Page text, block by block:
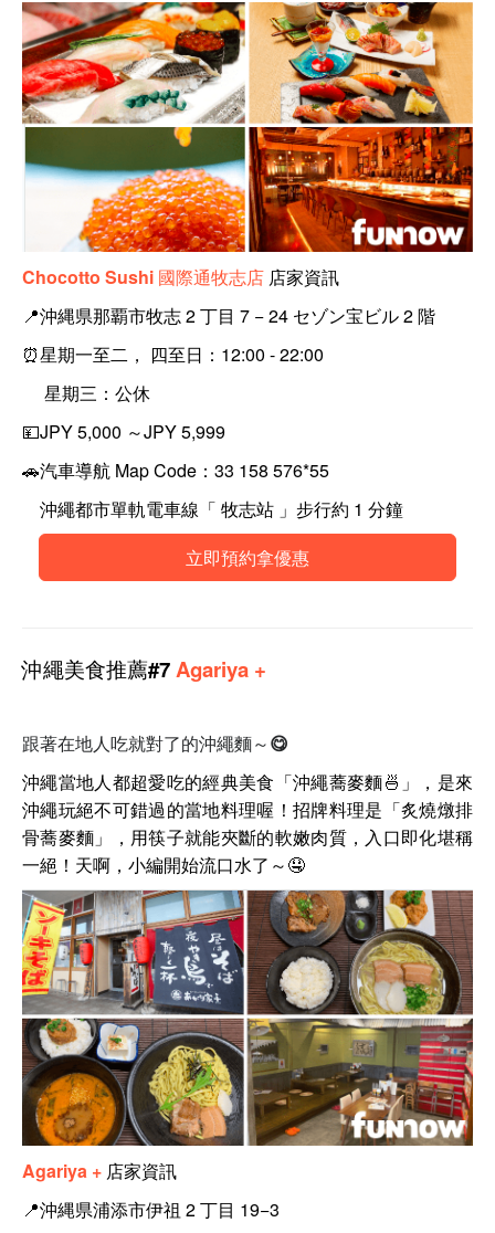
Chocotto Sushi 國際通牧志店 店家資訊
📍沖縄県那覇市牧志 2 丁目 7 − 24 セゾン宝ビル 2 階
⏰星期一至二， 四至日：12:00 - 22:00
星期三：公休
💴JPY 5,000 ～JPY 5,999
🚗汽車導航 Map Code：33 158 576*55
沖繩都市單軌電車線「 牧志站 」步行約 1 分鐘
立即預約拿優惠
沖繩美食推薦#7Agariya +
跟著在地人吃就對了的沖繩麵～😋
沖繩當地人都超愛吃的經典美食「沖繩蕎麥麵🍜」，是來
沖繩玩絕不可錯過的當地料理喔！招牌料理是「炙燒燉排
骨蕎麥麵」，用筷子就能夾斷的軟嫩肉質，入口即化堪稱
一絕！天啊，小編開始流口水了～🤤
Agariya + 店家資訊
📍沖縄県浦添市伊祖 2 丁目 19−3